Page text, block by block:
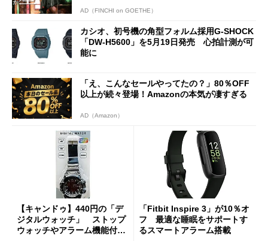
AD（FINCHI on GOETHE）
カシオ、初号機の角型フォルム採用G-SHOCK
「DW-H5600」を5月19日発売 心拍計測が可
能に
「え、こんなセールやってたの？」80％OFF
以上が続々登場！Amazonの本気が凄すぎる
AD（Amazon）
【キャンドゥ】440円の「デ
ジタルウォッチ」 ストップ
ウォッチやアラーム機能付き
「Fitbit Inspire 3」が10％オ
フ 最適な睡眠をサポートす
るスマートアラーム搭載